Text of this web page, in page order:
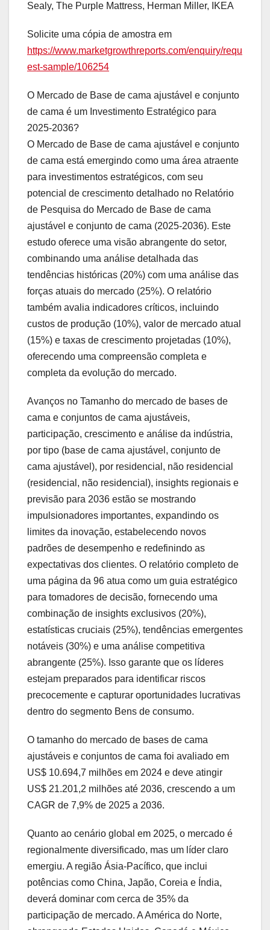
Sealy, The Purple Mattress, Herman Miller, IKEA
Solicite uma cópia de amostra em
https://www.marketgrowthreports.com/enquiry/requ
est-sample/106254
O Mercado de Base de cama ajustável e conjunto
de cama é um Investimento Estratégico para
2025-2036?
O Mercado de Base de cama ajustável e conjunto
de cama está emergindo como uma área atraente
para investimentos estratégicos, com seu
potencial de crescimento detalhado no Relatório
de Pesquisa do Mercado de Base de cama
ajustável e conjunto de cama (2025-2036). Este
estudo oferece uma visão abrangente do setor,
combinando uma análise detalhada das
tendências históricas (20%) com uma análise das
forças atuais do mercado (25%). O relatório
também avalia indicadores críticos, incluindo
custos de produção (10%), valor de mercado atual
(15%) e taxas de crescimento projetadas (10%),
oferecendo uma compreensão completa e
completa da evolução do mercado.
Avanços no Tamanho do mercado de bases de
cama e conjuntos de cama ajustáveis,
participação, crescimento e análise da indústria,
por tipo (base de cama ajustável, conjunto de
cama ajustável), por residencial, não residencial
(residencial, não residencial), insights regionais e
previsão para 2036 estão se mostrando
impulsionadores importantes, expandindo os
limites da inovação, estabelecendo novos
padrões de desempenho e redefinindo as
expectativas dos clientes. O relatório completo de
uma página da 96 atua como um guia estratégico
para tomadores de decisão, fornecendo uma
combinação de insights exclusivos (20%),
estatísticas cruciais (25%), tendências emergentes
notáveis (30%) e uma análise competitiva
abrangente (25%). Isso garante que os líderes
estejam preparados para identificar riscos
precocemente e capturar oportunidades lucrativas
dentro do segmento Bens de consumo.
O tamanho do mercado de bases de cama
ajustáveis e conjuntos de cama foi avaliado em
US$ 10.694,7 milhões em 2024 e deve atingir
US$ 21.201,2 milhões até 2036, crescendo a um
CAGR de 7,9% de 2025 a 2036.
Quanto ao cenário global em 2025, o mercado é
regionalmente diversificado, mas um líder claro
emergiu. A região Ásia-Pacífico, que inclui
potências como China, Japão, Coreia e Índia,
deverá dominar com cerca de 35% da
participação de mercado. A América do Norte,